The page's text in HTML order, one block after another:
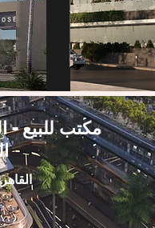
مكتب للبيع -